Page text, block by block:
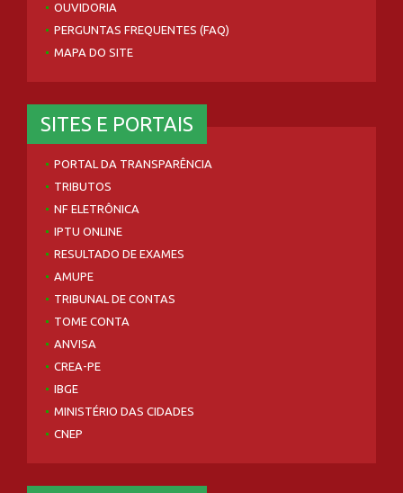
OUVIDORIA
PERGUNTAS FREQUENTES (FAQ)
MAPA DO SITE
SITES E PORTAIS
PORTAL DA TRANSPARÊNCIA
TRIBUTOS
NF ELETRÔNICA
IPTU ONLINE
RESULTADO DE EXAMES
AMUPE
TRIBUNAL DE CONTAS
TOME CONTA
ANVISA
CREA-PE
IBGE
MINISTÉRIO DAS CIDADES
CNEP